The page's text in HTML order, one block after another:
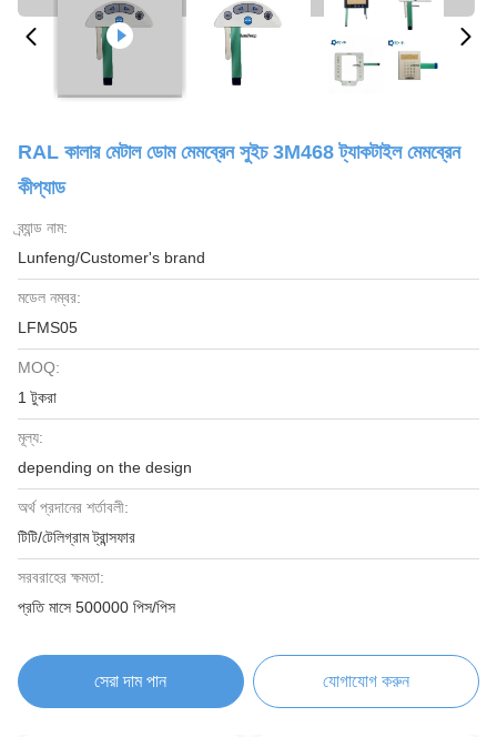
RAL কালার মেটাল ডোম মেমব্রেন সুইচ 3M468 ট্যাকটাইল মেমব্রেন
কীপ্যাড
ব্র্যান্ড নাম:
Lunfeng/Customer's brand
মডেল নম্বর:
LFMS05
MOQ:
1 টুকরা
মূল্য:
depending on the design
অর্থ প্রদানের শর্তাবলী:
টিটি/টেলিগ্রাম ট্রান্সফার
সরবরাহের ক্ষমতা:
প্রতি মাসে 500000 পিস/পিস
সেরা দাম পান যোগাযোগ করুন